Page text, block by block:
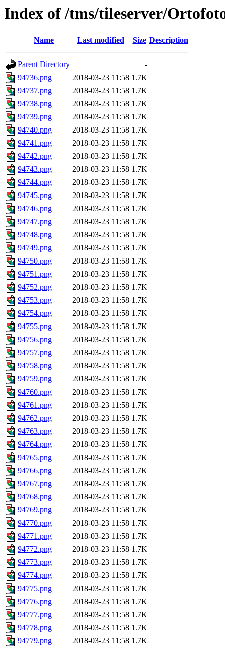
Index of /tms/tileserver/
Name Last modified Size Description
Parent Directory
-
94736.png
2018-03-23 11:58 1.7K
94737.png
2018-03-23 11:58 1.7K
94738.png
2018-03-23 11:58 1.7K
94739.png
2018-03-23 11:58 1.7K
94740.png
2018-03-23 11:58 1.7K
94741.png
2018-03-23 11:58 1.7K
94742.png
2018-03-23 11:58 1.7K
94743.png
2018-03-23 11:58 1.7K
94744.png
2018-03-23 11:58 1.7K
94745.png
2018-03-23 11:58 1.7K
94746.png
2018-03-23 11:58 1.7K
94747.png
2018-03-23 11:58 1.7K
94748.png
2018-03-23 11:58 1.7K
94749.png
2018-03-23 11:58 1.7K
94750.png
2018-03-23 11:58 1.7K
94751.png
2018-03-23 11:58 1.7K
94752.png
2018-03-23 11:58 1.7K
94753.png
2018-03-23 11:58 1.7K
94754.png
2018-03-23 11:58 1.7K
94755.png
2018-03-23 11:58 1.7K
94756.png
2018-03-23 11:58 1.7K
94757.png
2018-03-23 11:58 1.7K
94758.png
2018-03-23 11:58 1.7K
94759.png
2018-03-23 11:58 1.7K
94760.png
2018-03-23 11:58 1.7K
94761.png
2018-03-23 11:58 1.7K
94762.png
2018-03-23 11:58 1.7K
94763.png
2018-03-23 11:58 1.7K
94764.png
2018-03-23 11:58 1.7K
94765.png
2018-03-23 11:58 1.7K
94766.png
2018-03-23 11:58 1.7K
94767.png
2018-03-23 11:58 1.7K
94768.png
2018-03-23 11:58 1.7K
94769.png
2018-03-23 11:58 1.7K
94770.png
2018-03-23 11:58 1.7K
94771.png
2018-03-23 11:58 1.7K
94772.png
2018-03-23 11:58 1.7K
94773.png
2018-03-23 11:58 1.7K
94774.png
2018-03-23 11:58 1.7K
94775.png
2018-03-23 11:58 1.7K
94776.png
2018-03-23 11:58 1.7K
94777.png
2018-03-23 11:58 1.7K
94778.png
2018-03-23 11:58 1.7K
94779.png
2018-03-23 11:58 1.7K